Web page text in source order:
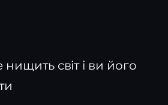
нищить світ і ви його